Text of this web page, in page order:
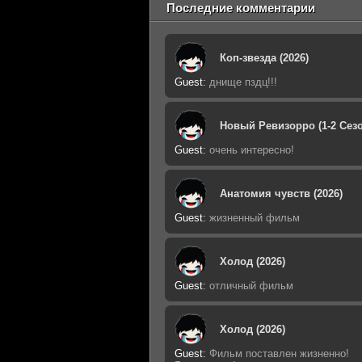
Последние комментарии
Коп-звезда (2026)
Guest: днище пздц!!!
Новый Ревизорро (1-2
Guest: очень интересно!
Анатомия чувств (2026)
Guest: жизненный фильм
Холод (2026)
Guest: отличный фильм
Холод (2026)
Guest: Фильм поставлен жизненно!